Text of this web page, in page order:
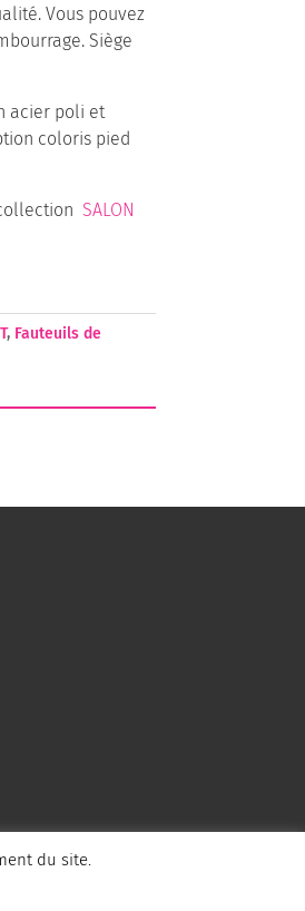
Vous pouvez
Siège
acier poli et
coloris pied
SALON
, Fauteuils de
du site.